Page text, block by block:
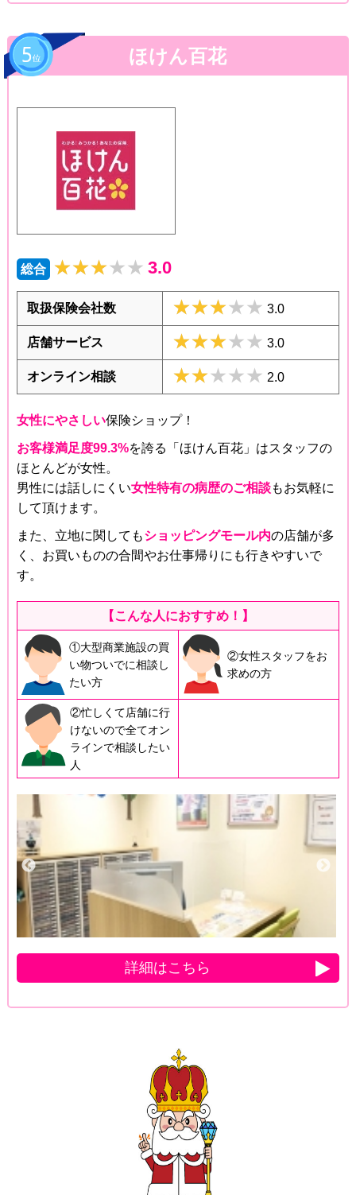
ほけん百花
総合 ★★★★★
★★★★★ 3.0
取扱保険会社数 ★★★★★
★★★★★ 3.0
店舗サービス ★★★★★
★★★★★ 3.0
オンライン相談 ★★★★★
★★★★★ 2.0
女性にやさしい保険ショップ！
お客様満足度99.3%を誇る「ほけん百花」はスタッフの
ほとんどが女性。
男性には話しにくい女性特有の病歴のご相談もお気軽に
して頂けます。
また、立地に関してもショッピングモール内の店舗が多
く、お買いものの合間やお仕事帰りにも行きやすいで
す。
【こんな人におすすめ！】
①大型商業施設の買
い物ついでに相談し
たい方
②女性スタッフをお
求めの方
②忙しくて店舗に行
けないので全てオン
ラインで相談したい
人
詳細はこちら